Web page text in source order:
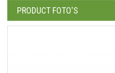
PRODUCT FOTO'S